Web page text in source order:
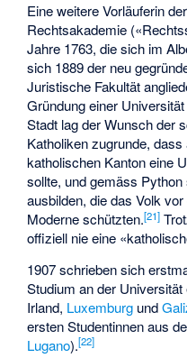
Eine weitere Vorläuferin
Rechtsakademie
Jahre 1763, die sich im
sich 1889 der neu
Juristische Fakultät
Gründung einer
Stadt lag der Wunsch der
Katholiken zugrunde, dass
katholischen Kanton eine
sollte, und gemäss Python
ausbilden, die das Volk
Moderne schützten.[21]
offiziell nie eine
1907 schrieben sich
Studium an der
Irland, Luxemburg und
ersten Studentinnen aus
Lugano).[22]